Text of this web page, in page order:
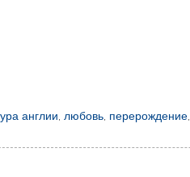
англии, любовь, перерождение,